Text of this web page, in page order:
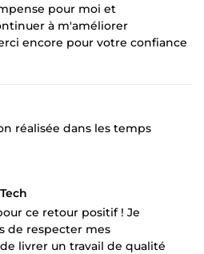
pour moi et
à m'améliorer
encore pour votre confiance
réalisée dans les temps
ce retour positif ! Je
de respecter mes
livrer un travail de qualité